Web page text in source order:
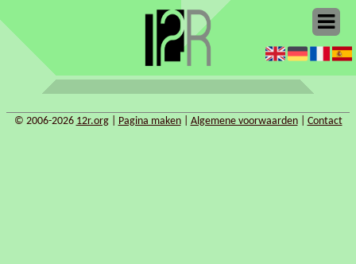
© 2006-2026 12r.org| Pagina maken| Algemene voorwaarden| Contact